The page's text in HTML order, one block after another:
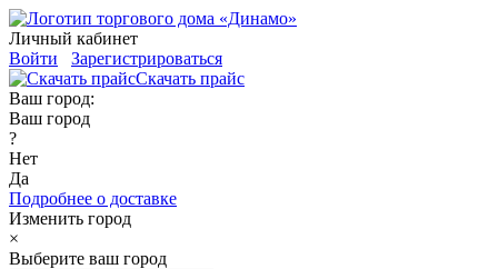
Личный кабинет
Войти
Зарегистрироваться
Скачать прайс
Ваш город:
Ваш город
?
Нет
Да
Подробнее о доставке
Изменить город
×
Выберите ваш город